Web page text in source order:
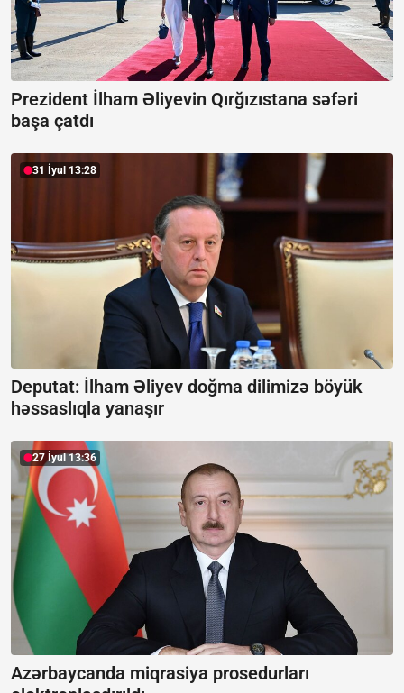
Prezident İlham Əliyevin Qırğızıstana səfəri
başa çatdı
31 İyul 13:28
Deputat: İlham Əliyev doğma dilimizə böyük
həssaslıqla yanaşır
27 İyul 13:36
Azərbaycanda miqrasiya prosedurları